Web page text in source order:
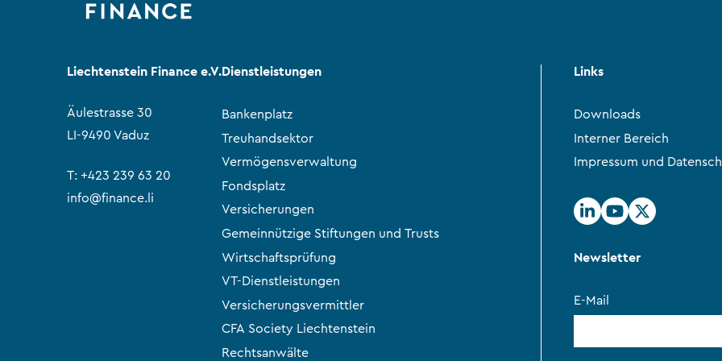
Liechtenstein Finance e.V.
Äulestrasse 30
LI-9490 Vaduz
T:+423 239 63 20
info@finance.li
Dienstleistungen
Bankenplatz
Treuhandsektor
Vermögensverwaltung
Fondsplatz
Versicherungen
Gemeinnützige Stiftungen und Trusts
Wirtschaftsprüfung
VT-Dienstleistungen
Versicherungsvermittler
CFA Society Liechtenstein
Rechtsanwälte
Links
Downloads
Interner Bereich
Impressum und
Newsletter
E-Mail